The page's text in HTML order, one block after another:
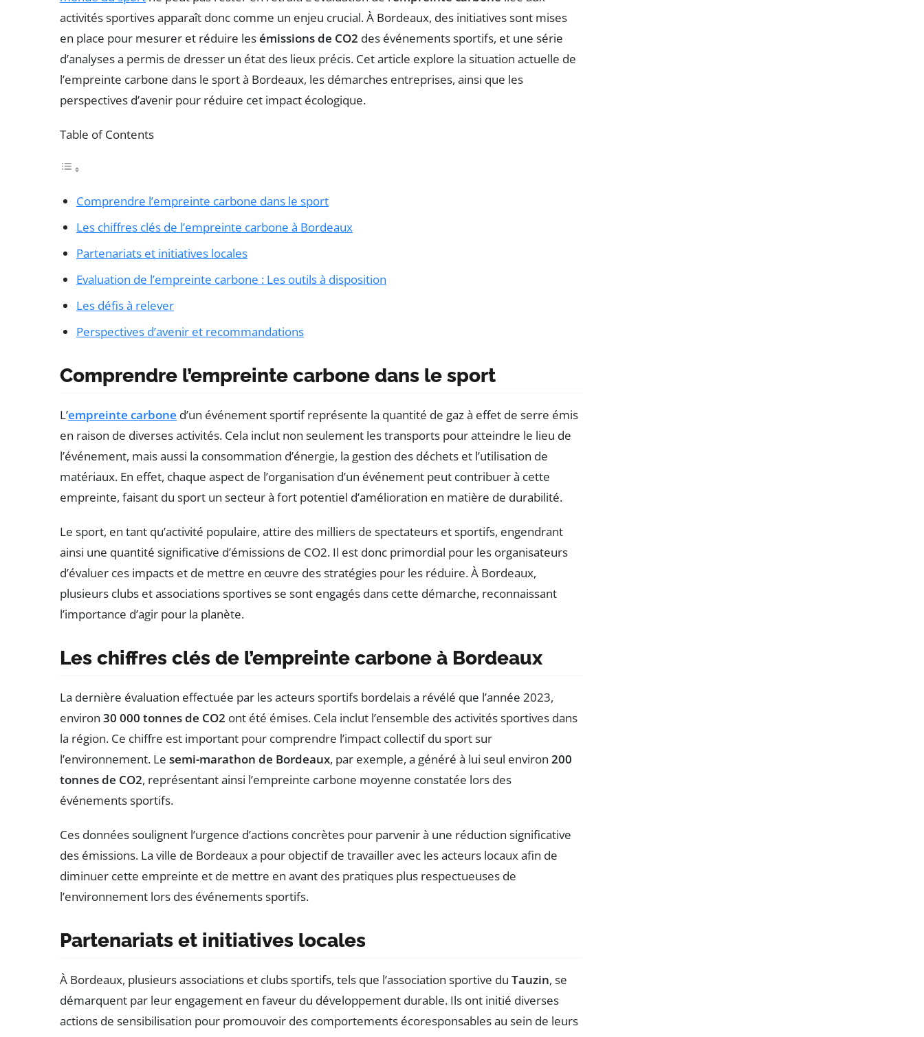
activités sportives apparaît donc comme un enjeu crucial. À Bordeaux, des initiatives sont mises
en place pour mesurer et réduire lesémissions de CO2 des événements sportifs, et une série
d’analyses a permis de dresser un état des lieux précis. Cet article explore la situation actuelle de
l’empreinte carbone dans le sport à Bordeaux, les démarches entreprises, ainsi que les
perspectives d’avenir pour réduire cet impact écologique.
Table of Contents
Comprendre l’empreinte carbone dans le sport
Les chiffres clés de l’empreinte carbone à Bordeaux
Partenariats et initiatives locales
Evaluation de l’empreinte carbone : Les outils à disposition
Les défis à relever
Perspectives d’avenir et recommandations
Comprendre l’empreinte carbone dans le sport
L’empreinte carbone d’un événement sportif représente la quantité de gaz à effet de serre émis
en raison de diverses activités. Cela inclut non seulement les transports pour atteindre le lieu de
l’événement, mais aussi la consommation d’énergie, la gestion des déchets et l’utilisation de
matériaux. En effet, chaque aspect de l’organisation d’un événement peut contribuer à cette
empreinte, faisant du sport un secteur à fort potentiel d’amélioration en matière de durabilité.
Le sport, en tant qu’activité populaire, attire des milliers de spectateurs et sportifs, engendrant
ainsi une quantité significative d’émissions de CO2. Il est donc primordial pour les organisateurs
d’évaluer ces impacts et de mettre en œuvre des stratégies pour les réduire. À Bordeaux,
plusieurs clubs et associations sportives se sont engagés dans cette démarche, reconnaissant
l’importance d’agir pour la planète.
Les chiffres clés de l’empreinte carbone à Bordeaux
La dernière évaluation effectuée par les acteurs sportifs bordelais a révélé que l’année 2023,
environ 30 000 tonnes de CO2 ont été émises. Cela inclut l’ensemble des activités sportives dans
la région. Ce chiffre est important pour comprendre l’impact collectif du sport sur
l’environnement. Le semi-marathon de Bordeaux, par exemple, a généré à lui seul environ 200
tonnes de CO2, représentant ainsi l’empreinte carbone moyenne constatée lors des
événements sportifs.
Ces données soulignent l’urgence d’actions concrètes pour parvenir à une réduction significative
des émissions. La ville de Bordeaux a pour objectif de travailler avec les acteurs locaux afin de
diminuer cette empreinte et de mettre en avant des pratiques plus respectueuses de
l’environnement lors des événements sportifs.
Partenariats et initiatives locales
À Bordeaux, plusieurs associations et clubs sportifs, tels que l’association sportive du Tauzin, se
démarquent par leur engagement en faveur du développement durable. Ils ont initié diverses
actions de sensibilisation pour promouvoir des comportements écoresponsables au sein de leurs